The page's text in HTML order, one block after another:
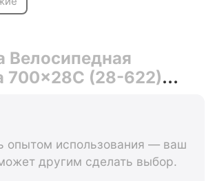
Велосипедная
700x28C (28-622)
опытом использования — ваш
другим сделать выбор.